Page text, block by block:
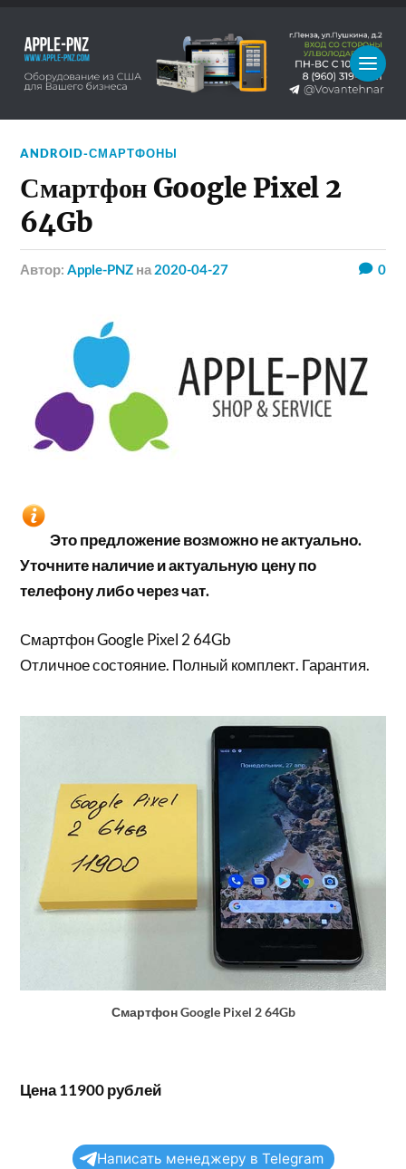
ANDROID-СМАРТФОНЫ
Смартфон Google Pixel 2
64Gb
Автор:Apple-PNZ на 2020-04-27 0
Это предложение возможно не актуально.
Уточните наличие и актуальную цену по
телефону либо через чат.
Смартфон Google Pixel 2 64Gb
Отличное состояние. Полный комплект. Гарантия.
Смартфон Google Pixel 2 64Gb
Цена 11900 рублей
Написать менеджеру в Telegram